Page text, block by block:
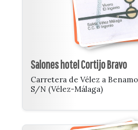
Salones hotel Cortijo Bravo
Carretera de Vélez a
S/N (Vélez-Málaga)